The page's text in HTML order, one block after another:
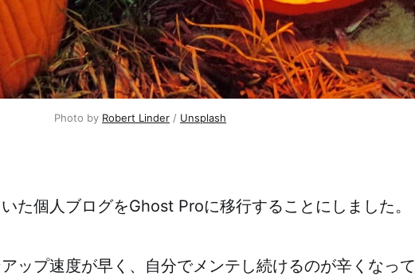
Photo by Robert Linder / Unsplash
た個人ブログをGhost Proに移行することにしました。
ップ速度が早く、自分でメンテし続けるのが辛くなって